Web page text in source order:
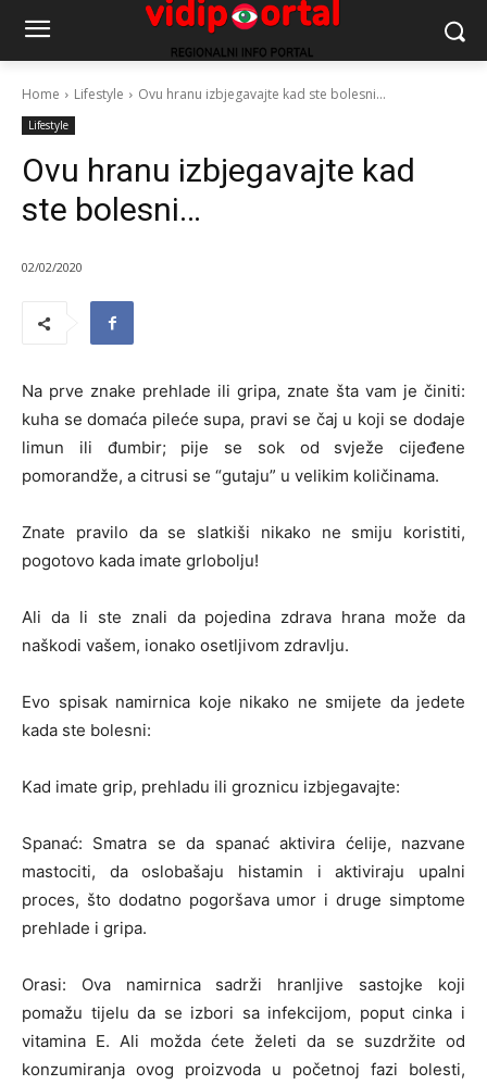
Home Lifestyle Ovu hranu izbjegavajte kad ste bolesni...
Lifestyle
Ovu hranu izbjegavajte kad
ste bolesni…
02/02/2020
Na prve znake prehlade ili gripa, znate šta vam je činiti:
kuha se domaća pileće supa, pravi se čaj u koji se dodaje
limun ili đumbir; pije se sok od svježe cijeđene
pomorandže, a citrusi se “gutaju” u velikim količinama.
Znate pravilo da se slatkiši nikako ne smiju koristiti,
pogotovo kada imate grlobolju!
Ali da li ste znali da pojedina zdrava hrana može da
naškodi vašem, ionako osetljivom zdravlju.
Evo spisak namirnica koje nikako ne smijete da jedete
kada ste bolesni:
Kad imate grip, prehladu ili groznicu izbjegavajte:
Spanać: Smatra se da spanać aktivira ćelije, nazvane
mastociti, da oslobašaju histamin i aktiviraju upalni
proces, što dodatno pogoršava umor i druge simptome
prehlade i gripa.
Orasi: Ova namirnica sadrži hranljive sastojke koji
pomažu tijelu da se izbori sa infekcijom, poput cinka i
vitamina E. Ali možda ćete želeti da se suzdržite od
konzumiranja ovog proizvoda u početnoj fazi bolesti,